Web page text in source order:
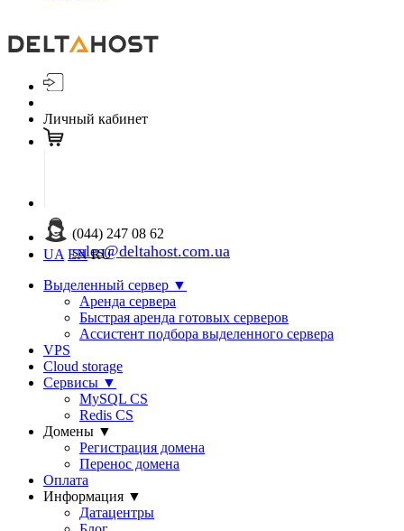
Личный кабинет
(044) 247 08 62
sales@deltahost.com.ua
UA EN RU
Выделенный сервер ▼
Аренда сервера
Быстрая аренда готовых серверов
Ассистент подбора выделенного сервера
VPS
Cloud storage
Сервисы ▼
MySQL CS
Redis CS
Домены ▼
Регистрация домена
Перенос домена
Оплата
Информация ▼
Датацентры